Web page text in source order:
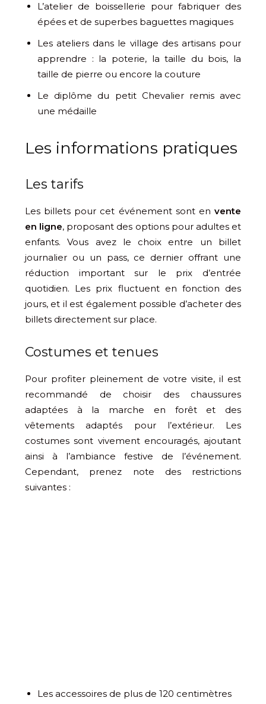
L’atelier de boissellerie pour fabriquer des
épées et de superbes baguettes magiques
Les ateliers dans le village des artisans pour
apprendre : la poterie, la taille du bois, la
taille de pierre ou encore la couture
Le diplôme du petit Chevalier remis avec
une médaille
Les informations pratiques
Les tarifs
Les billets pour cet événement sont en vente
en ligne, proposant des options pour adultes et
enfants. Vous avez le choix entre un billet
journalier ou un pass, ce dernier offrant une
réduction important sur le prix d’entrée
quotidien. Les prix fluctuent en fonction des
jours, et il est également possible d’acheter des
billets directement sur place.
Costumes et tenues
Pour profiter pleinement de votre visite, il est
recommandé de choisir des chaussures
adaptées à la marche en forêt et des
vêtements adaptés pour l’extérieur. Les
costumes sont vivement encouragés, ajoutant
ainsi à l’ambiance festive de l’événement.
Cependant, prenez note des restrictions
suivantes :
Les accessoires de plus de 120 centimètres